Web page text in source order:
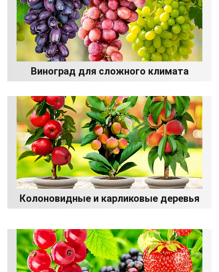
Виноград для сложного климата
Колоновидные и карликовые деревья